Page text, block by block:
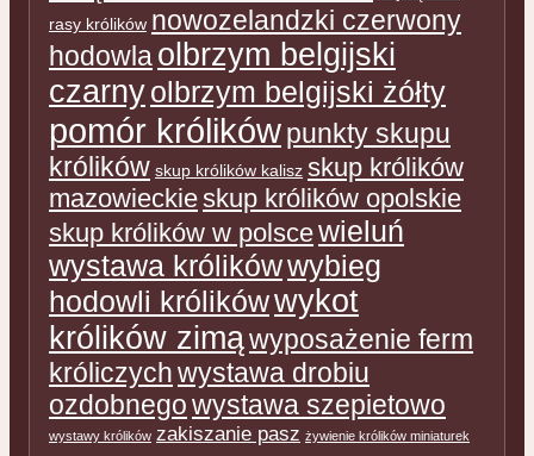
rasy królików nowozelandzki czerwony
hodowlaolbrzym belgijski
czarnyolbrzym belgijski żółty
pomór królikówpunkty skupu
królików skup królików kalisz skup królików
mazowieckieskup królików opolskie
skup królików w polscewieluń
wystawa królikówwybieg
hodowli królikówwykot
królików zimąwyposażenie ferm
króliczychwystawa drobiu
ozdobnegowystawa szepietowo
wystawy królików zakiszanie pasz żywienie królików miniaturek